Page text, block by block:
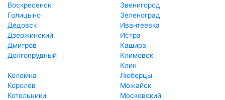
Воскресенск
Голицыно
Дедовск
Дзержинский
Дмитров
Долгопрудный
Звенигород
Зеленоград
Ивантеевка
Истра
Кашира
Климовск
Клин
Коломна
Королёв
Котельники
Люберцы
Можайск
Московский